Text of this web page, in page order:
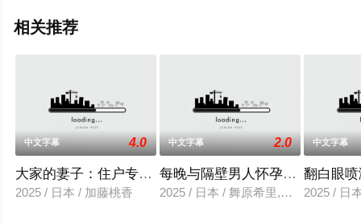
相关推荐
中文字幕 4.0
大家的妻子：住户专用洞口
2025 / 日本 / 加藤桃香
中文字幕 2.0
每晚与隔壁男人怀孕性爱
2025 / 日本 / 舞原希里,佐川金二
中文字幕
翻白眼
2025 / 日